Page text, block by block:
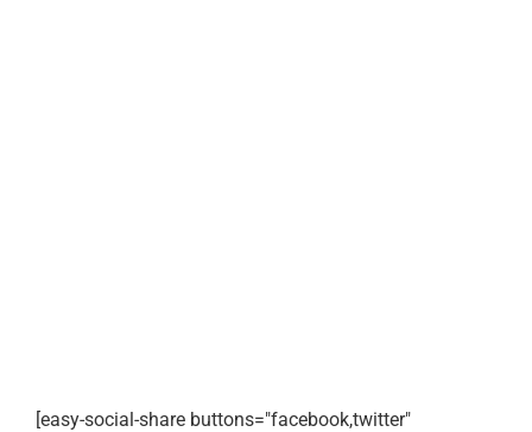
[easy-social-share buttons="facebook,twitter"